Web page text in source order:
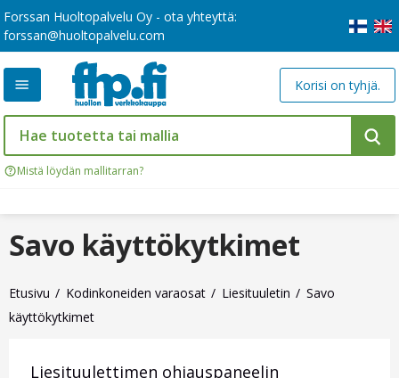
Forssan Huoltopalvelu Oy - ota yhteyttä:
forssan@huoltopalvelu.com
Mistä löydän mallitarran?
Korisi on tyhjä.
Etusivu Kodinkoneiden varaosat Liesituuletin
Savo
käyttökytkimet
Savo käyttökytkimet
Liesituulettimen ohjauspaneelin